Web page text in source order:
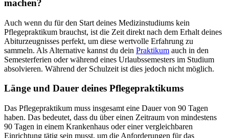
machen?
Auch wenn du für den Start deines Medizinstudiums kein
Pflegepraktikum brauchst, ist die Zeit direkt nach dem Erhalt deines
Abiturzeugnisses perfekt, um diese wertvolle Erfahrung zu
sammeln. Als Alternative kannst du dein Praktikum auch in den
Semesterferien oder während eines Urlaubssemesters im Studium
absolvieren. Während der Schulzeit ist dies jedoch nicht möglich.
Länge und Dauer deines Pflegepraktikums
Das Pflegepraktikum muss insgesamt eine Dauer von 90 Tagen
haben. Das bedeutet, dass du über einen Zeitraum von mindestens
90 Tagen in einem Krankenhaus oder einer vergleichbaren
Einrichtung tätig sein musst, um die Anforderungen für das